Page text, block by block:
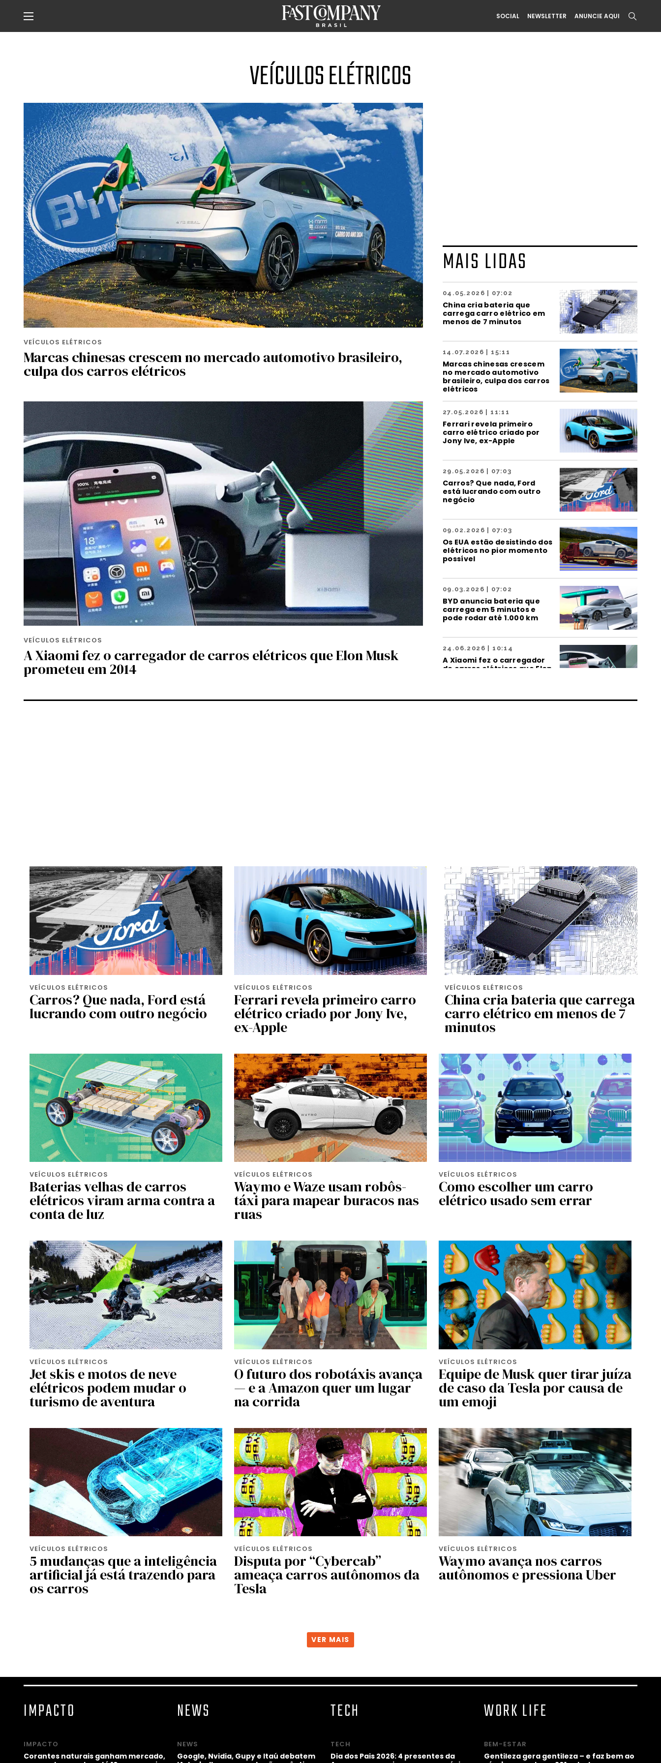
SOCIAL NEWSLETTER ANUNCIE AQUI
VEÍCULOS ELÉTRICOS
VEÍCULOS ELÉTRICOS
Marcas chinesas crescem no mercado automotivo brasileiro,
culpa dos carros elétricos
VEÍCULOS ELÉTRICOS
A Xiaomi fez o carregador de carros elétricos que Elon Musk
prometeu em 2014
MAIS LIDAS
04.05.2026 | 07:02
China cria bateria que
carrega carro elétrico em
menos de 7 minutos
14.07.2026 | 15:11
Marcas chinesas crescem
no mercado automotivo
brasileiro, culpa dos carros
elétricos
27.05.2026 | 11:11
Ferrari revela primeiro
carro elétrico criado por
Jony Ive, ex-Apple
29.05.2026 | 07:03
Carros? Que nada, Ford
está lucrando com outro
negócio
09.02.2026 | 07:03
Os EUA estão desistindo dos
elétricos no pior momento
possível
09.03.2026 | 07:02
BYD anuncia bateria que
carrega em 5 minutos e
pode rodar até 1.000 km
24.06.2026 | 10:14
A Xiaomi fez o carregador
de carros elétricos que Elon
VEÍCULOS ELÉTRICOS
Carros? Que nada, Ford está
lucrando com outro negócio
VEÍCULOS ELÉTRICOS
Ferrari revela primeiro carro
elétrico criado por Jony Ive,
ex-Apple
VEÍCULOS ELÉTRICOS
China cria bateria que carrega
carro elétrico em menos de 7
minutos
VEÍCULOS ELÉTRICOS
Baterias velhas de carros
elétricos viram arma contra a
conta de luz
VEÍCULOS ELÉTRICOS
Waymo e Waze usam robôs-
táxi para mapear buracos nas
ruas
VEÍCULOS ELÉTRICOS
Como escolher um carro
elétrico usado sem errar
VEÍCULOS ELÉTRICOS
Jet skis e motos de neve
elétricos podem mudar o
turismo de aventura
VEÍCULOS ELÉTRICOS
O futuro dos robotáxis avança
— e a Amazon quer um lugar
na corrida
VEÍCULOS ELÉTRICOS
Equipe de Musk quer tirar juíza
de caso da Tesla por causa de
um emoji
VEÍCULOS ELÉTRICOS
5 mudanças que a inteligência
artificial já está trazendo para
os carros
VEÍCULOS ELÉTRICOS
Disputa por “Cybercab”
ameaça carros autônomos da
Tesla
VEÍCULOS ELÉTRICOS
Waymo avança nos carros
autônomos e pressiona Uber
VER MAIS
IMPACTO
IMPACTO
Corantes naturais ganham mercado,
NEWS
NEWS
Google, Nvidia, Gupy e Itaú debatem
TECH
TECH
Dia dos Pais 2026: 4 presentes da
WORK LIFE
BEM-ESTAR
Gentileza gera gentileza – e faz bem ao